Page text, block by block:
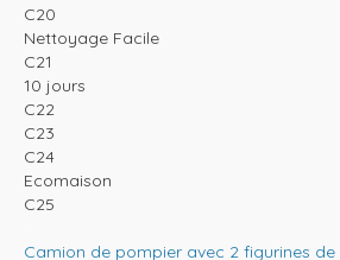
C20
Nettoyage Facile
C21
10 jours
C22
C23
C24
Ecomaison
C25
Camion de pompier avec 2 figurines de